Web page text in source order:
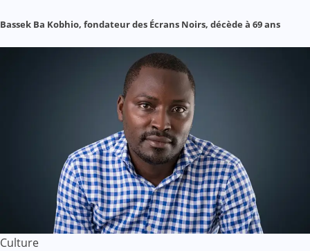
Bassek Ba Kobhio, fondateur des Écrans Noirs, décède à 69 ans
Culture